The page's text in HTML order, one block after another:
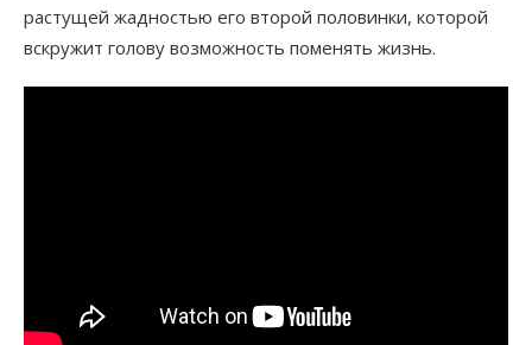
растущей жадностью его второй половинки, которой
вскружит голову возможность поменять жизнь.